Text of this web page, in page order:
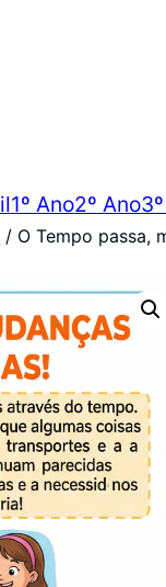
1º Ano2º Ano
/ O Tempo passa,